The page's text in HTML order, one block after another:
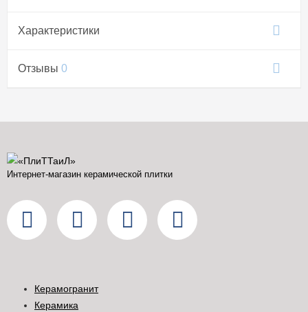
Характеристики
Отзывы 0
Интернет-магазин керамической плитки
Керамогранит
Керамика